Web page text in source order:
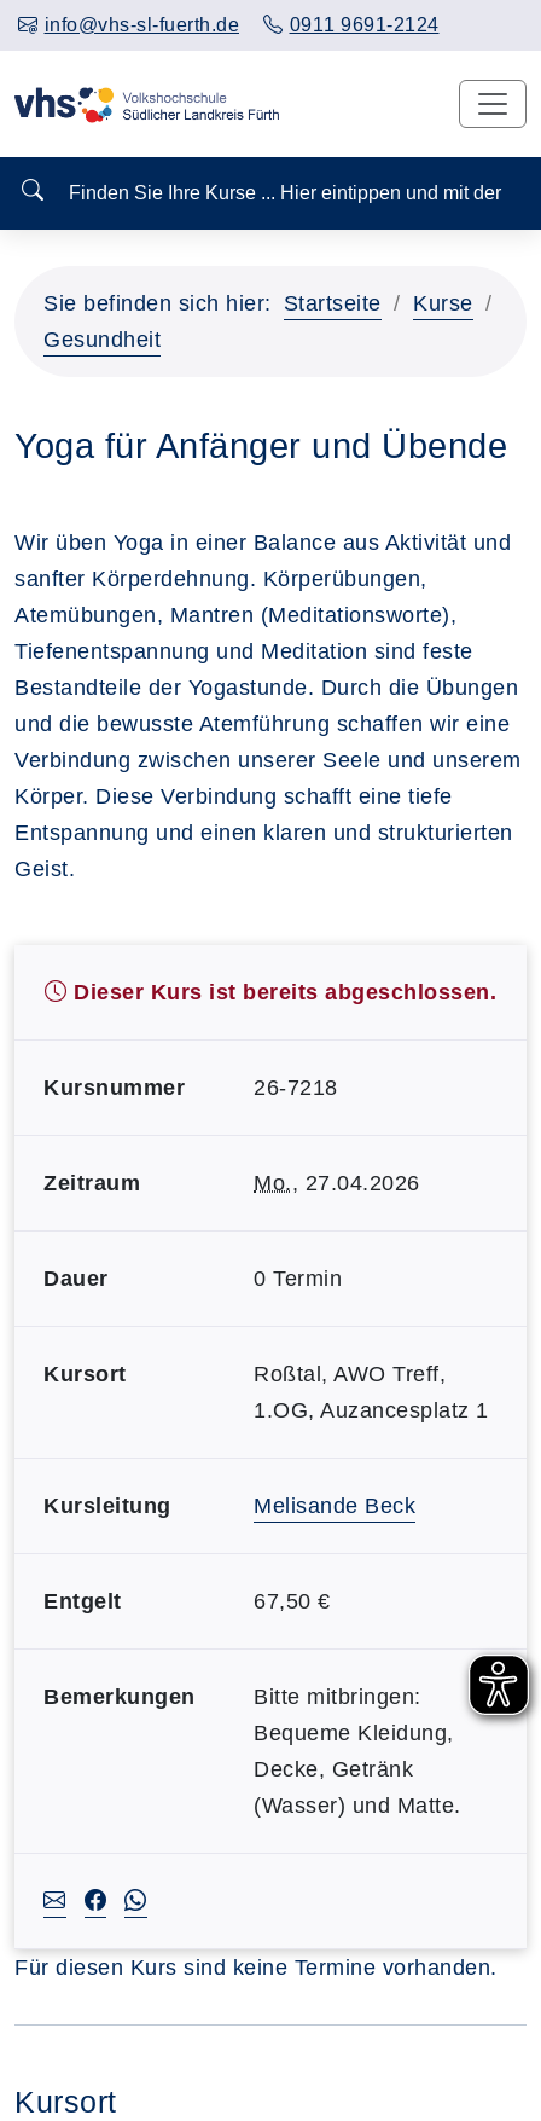
info@vhs-sl-fuerth.de 0911 9691-2124
Finden Sie Ihre Kurse ... Hier eintippen und mit
Sie befinden sich hier: Startseite
Kurse
Gesundheit
Yoga für Anfänger und Übende
Wir üben Yoga in einer Balance aus Aktivität und
sanfter Körperdehnung. Körperübungen,
Atemübungen, Mantren (Meditationsworte),
Tiefenentspannung und Meditation sind feste
Bestandteile der Yogastunde. Durch die Übungen
und die bewusste Atemführung schaffen wir eine
Verbindung zwischen unserer Seele und unserem
Körper. Diese Verbindung schafft eine tiefe
Entspannung und einen klaren und strukturierten
Geist.
Dieser Kurs ist bereits abgeschlossen.
Kursnummer 26-7218
Zeitraum Mo., 27.04.2026
Dauer 0 Termin
Kursort
Roßtal, AWO Treff,
1.OG, Auzancesplatz 1
Kursleitung Melisande Beck
Entgelt 67,50 €
Bemerkungen
Bitte mitbringen:
Bequeme Kleidung,
Decke, Getränk
(Wasser) und Matte.
Für diesen Kurs sind keine Termine vorhanden.
Kursort